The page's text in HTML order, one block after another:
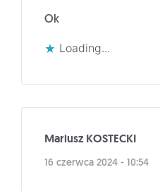
Ok
Loading...
Mariusz KOSTECKI
16 czerwca 2024 - 10:54